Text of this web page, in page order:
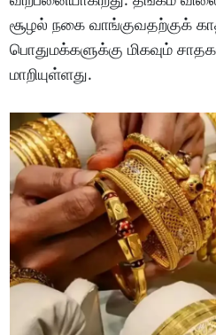
சூழல் நகை வாங்குவதற்குக்
பொதுமக்களுக்கு மிகவும்
மாறியுள்ளது.